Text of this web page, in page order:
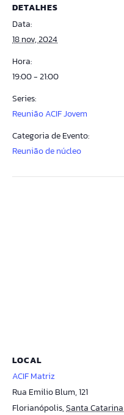
DETALHES
Data:
18 nov, 2024
Hora:
19:00 - 21:00
Series:
Reunião ACIF Jovem
Categoria de Evento:
Reunião de núcleo
LOCAL
ACIF Matriz
Rua Emilio Blum, 121
Florianópolis,Santa Catarina